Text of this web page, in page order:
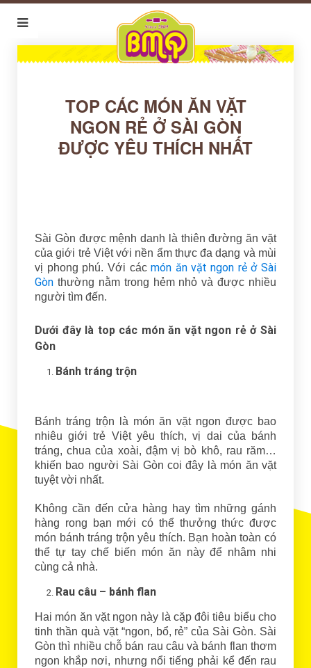
TOP CÁC MÓN ĂN VẶT
NGON RẺ Ở SÀI GÒN
ĐƯỢC YÊU THÍCH NHẤT
Sài Gòn được mệnh danh là thiên đường ăn vặt
của giới trẻ Việt với nền ẩm thực đa dạng và mùi
vị phong phú. Với cácmón ăn vặt ngon rẻ ở Sài
Gòn thường nằm trong hẻm nhỏ và được nhiều
người tìm đến.
Dưới đây là top các món ăn vặt ngon rẻ ở Sài
Gòn
Bánh tráng trộn
Bánh tráng trộn là món ăn vặt ngon được bao
nhiêu giới trẻ Việt yêu thích, vị dai của bánh
tráng, chua của xoài, đậm vị bò khô, rau răm…
khiến bao người Sài Gòn coi đây là món ăn vặt
tuyệt vời nhất.
Không cần đến cửa hàng hay tìm những gánh
hàng rong bạn mới có thể thưởng thức được
món bánh tráng trộn yêu thích. Bạn hoàn toàn có
thể tự tay chế biến món ăn này để nhâm nhi
cùng cả nhà.
Rau câu – bánh flan
Hai món ăn vặt ngon này là cặp đôi tiêu biểu cho
tinh thần quà vặt “ngon, bổ, rẻ” của Sài Gòn. Sài
Gòn thì nhiều chỗ bán rau câu và bánh flan thơm
ngon khắp nơi, nhưng nổi tiếng phải kể đến rau